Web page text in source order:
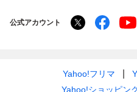
公式アカウント
Yahoo!フリマ
Yahoo!ショッピン